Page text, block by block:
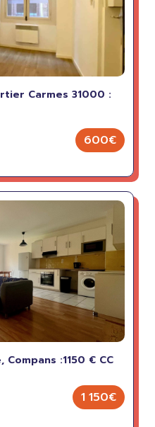
Carmes 31000 :
600€
:1150 € CC
1 150€